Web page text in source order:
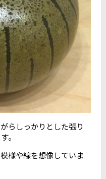
らしっかりとした張り
。
様や線を想像していま